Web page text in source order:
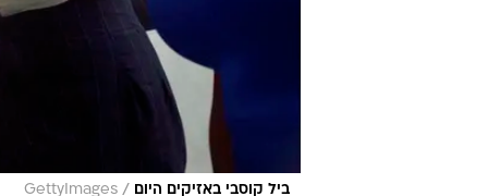
ביל קוסבי באזיקים היום /
GettyImages